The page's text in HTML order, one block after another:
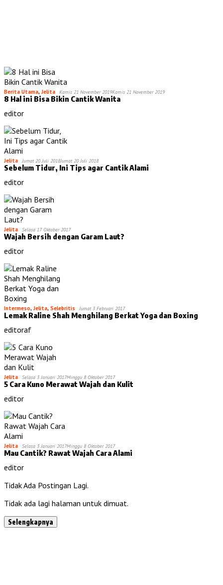
Berita Utama, Jelita Kamis 21 November 2019Kamis 21 November 2019
8 Hal ini Bisa Bikin Cantik Wanita
editor
Jelita Jumat 20 Juli 2018Jumat 20 Juli 2018
Sebelum Tidur, Ini Tips agar Cantik Alami
editor
Jelita Selasa 17 Oktober 2017
Wajah Bersih dengan Garam Laut?
editor
Intermeso, Jelita, Selebritis Jumat 3 Februari 2017
Lemak Raline Shah Menghilang Berkat Yoga dan Boxing
editoraf
Jelita Selasa 3 Januari 2017Minggu 8 Oktober 2017
5 Cara Kuno Merawat Wajah dan Kulit
editor
Jelita Selasa 3 Januari 2017Minggu 8 Oktober 2017
Mau Cantik? Rawat Wajah Cara Alami
editor
Tidak Ada Postingan Lagi.
Tidak ada lagi halaman untuk dimuat.
Selengkapnya